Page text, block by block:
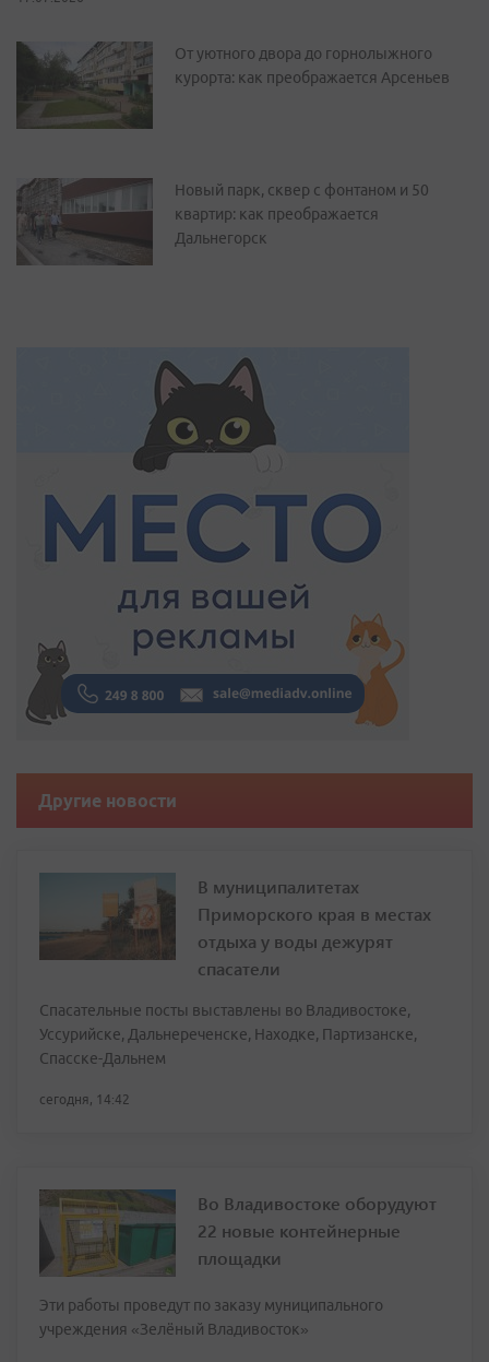
От уютного двора до горнолыжного
курорта: как преображается Арсеньев
Новый парк, сквер с фонтаном и 50
квартир: как преображается
Дальнегорск
Другие новости
В муниципалитетах
Приморского края в местах
отдыха у воды дежурят
спасатели
Спасательные посты выставлены во Владивостоке,
Уссурийске, Дальнереченске, Находке, Партизанске,
Спасске-Дальнем
сегодня, 14:42
Во Владивостоке оборудуют
22 новые контейнерные
площадки
Эти работы проведут по заказу муниципального
учреждения «Зелёный Владивосток»